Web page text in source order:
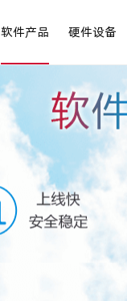
软件产品 硬件设备